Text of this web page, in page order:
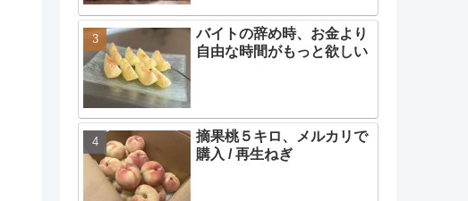
バイトの辞め時、お金より
自由な時間がもっと欲しい
摘果桃５キロ、メルカリで
購入 / 再生ねぎ